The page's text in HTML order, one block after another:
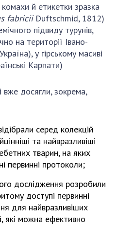
й етикетки зразка
fabriciiDuftschmid, 1812)
підвиду турунів,
на території Івано-
у гірському масиві
Карпати)
досягли, зокрема,
серед колекцій
та найвразливіші
тварин, на яких
первинні протоколи;
дослідження розробили
доступі первинні
для найвразливіших
які можна ефективно